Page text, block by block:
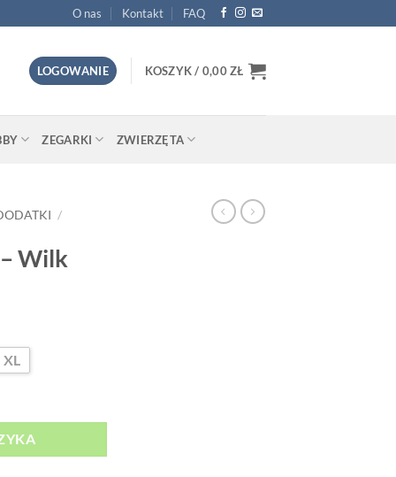
O nas Kontakt FAQ
LOGOWANIE KOSZYK / 0,00ZŁ
ZEGARKI ZWIERZĘTA
/
Wilk
XL